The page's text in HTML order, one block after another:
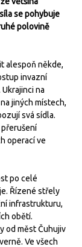
se pohybuje
polovině
alespoň někde,
invazní
na
jiných místech,
svá sídla.
operací ve
po celé
Řízené střely
infrastrukturu,
obětí.
od měst Čuhujiv
Ve všech